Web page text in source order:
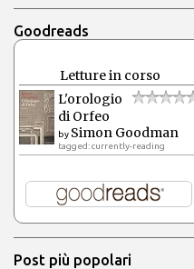
Goodreads
Letture in corso
L'orologio
di Orfeo
by Simon Goodman
tagged: currently-reading
Post più popolari